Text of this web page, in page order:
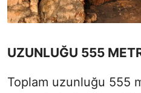
UZUNLUĞU 555
Toplam uzunluğu 555